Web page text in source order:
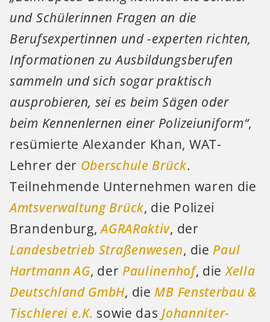
und Schülerinnen Fragen an die
Berufsexpertinnen und -experten richten,
Informationen zu Ausbildungsberufen
sammeln und sich sogar praktisch
ausprobieren, sei es beim Sägen oder
beim Kennenlernen einer Polizeiuniform“,
resümierte Alexander Khan, WAT-
Lehrer der Oberschule Brück.
Teilnehmende Unternehmen waren die
Amtsverwaltung Brück, die Polizei
Brandenburg,AGRARaktiv, der
Landesbetrieb Straßenwesen, die Paul
Hartmann AG, der Paulinenhof, dieXella
Deutschland GmbH, dieMB Fensterbau &
Tischlerei e.K. sowie das Johanniter-